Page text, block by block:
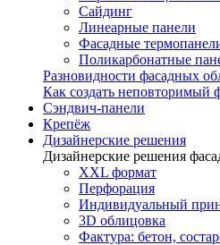
Сайдинг
Линеарные панели
Фасадные
Поликарбонатные
Разновидности фасадных
Как создать неповторимый
Сэндвич-панели
Крепёж
Дизайнерские решения
Дизайнерские решения
XXL формат
Перфорация
Индивидуальный
3D облицовка
Фактура: бетон,